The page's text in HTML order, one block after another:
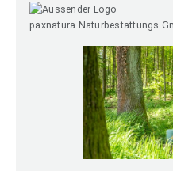
paxnatura Naturbestattungs